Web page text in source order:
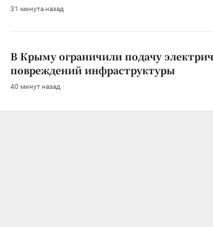
31 минута назад
В Крыму ограничили подачу
повреждений инфраструктуры
40 минут назад